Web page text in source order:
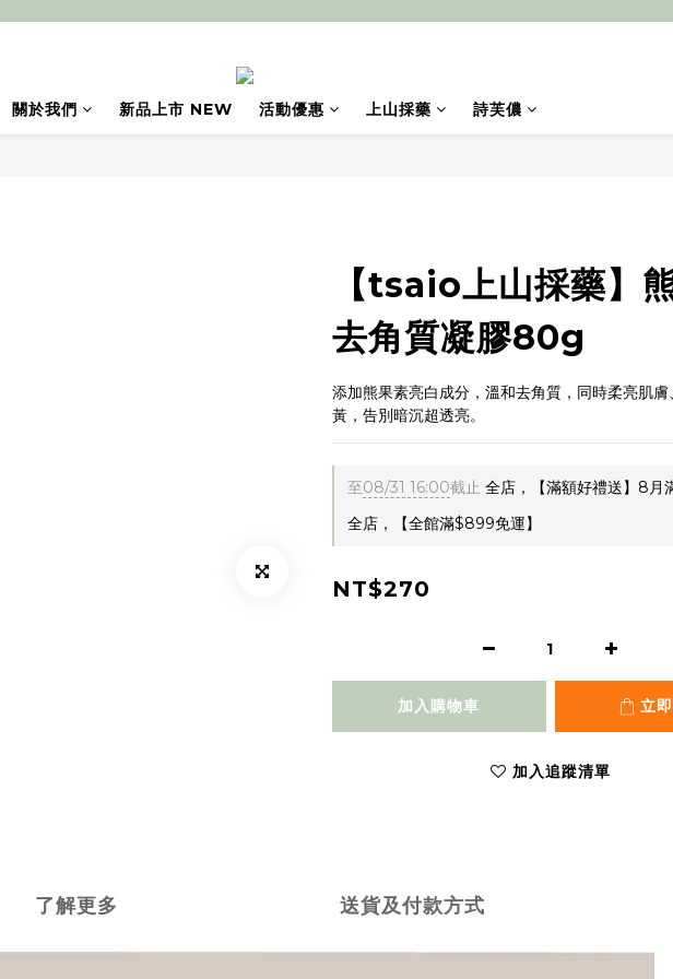
關於我們 新品上市 NEW 活動優惠 上山採藥 詩芙儂
【tsaio上山採藥】
去角質凝膠80g
添加熊果素亮白成分，溫和去角質，同時柔亮肌
黃，告別暗沉超透亮。
至08/31 16:00截止 全店，【滿額好禮送】8月
全店，【全館滿$899免運】
NT$270
加入購物車 立
加入追蹤清單
了解更多 送貨及付款方式